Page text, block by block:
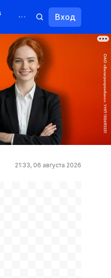
Вход
21:33, 06 августа 2026